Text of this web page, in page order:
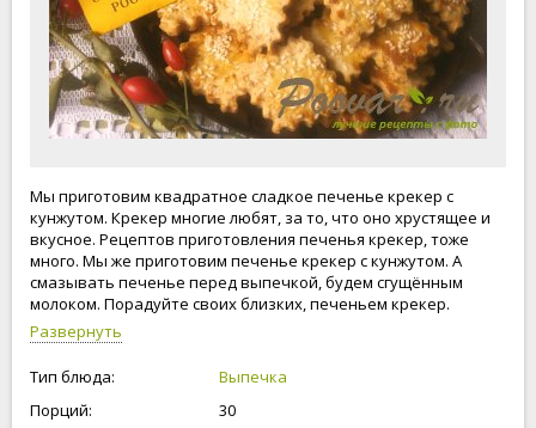
Мы приготовим квадратное сладкое печенье крекер с
кунжутом. Крекер многие любят, за то, что оно хрустящее и
вкусное. Рецептов приготовления печенья крекер, тоже
много. Мы же приготовим печенье крекер с кунжутом. А
смазывать печенье перед выпечкой, будем сгущённым
молоком. Порадуйте своих близких, печеньем крекер.
Приступим к приготовлению печенья!
Развернуть
Тип блюда:
Выпечка
Порций:
30